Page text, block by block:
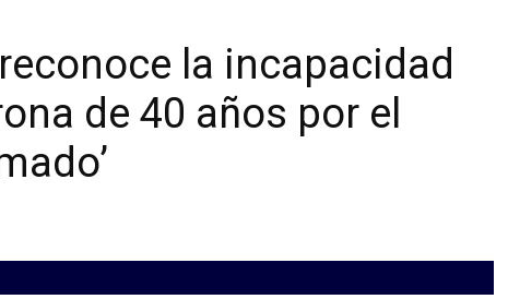
la incapacidad
de 40 años por el